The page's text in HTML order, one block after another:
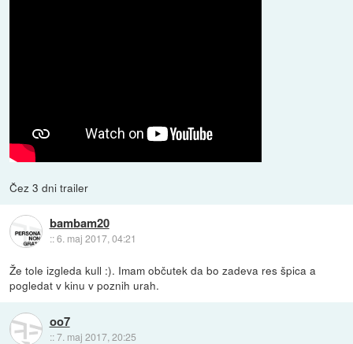
Čez 3 dni trailer
bambam20
::6. maj 2017, 04:21
Že tole izgleda kull :). Imam občutek da bo zadeva res špica a
pogledat v kinu v poznih urah.
oo7
::7. maj 2017, 20:25